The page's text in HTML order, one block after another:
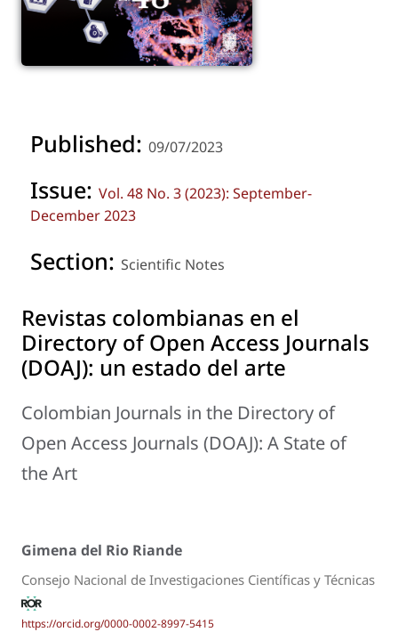
Published: 09/07/2023
Issue: Vol. 48 No. 3 (2023): September-
December 2023
Section: Scientific Notes
Revistas colombianas en el
Directory of Open Access Journals
(DOAJ): un estado del arte
Colombian Journals in the Directory of
Open Access Journals (DOAJ): A State of
the Art
Gimena del Rio Riande
Consejo Nacional de Investigaciones Científicas y Técnicas
https://orcid.org/0000-0002-8997-5415